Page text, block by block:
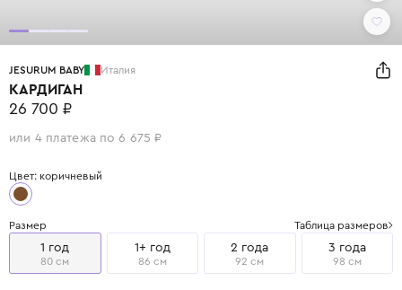
JESURUM BABY Италия
КАРДИГАН
26 700 ₽
или 4 платежа по 6 675 ₽
Цвет: коричневый
Размер Таблица размеров
1 год
80 см
1+ год
86 см
2 года
92 см
3 года
98 см